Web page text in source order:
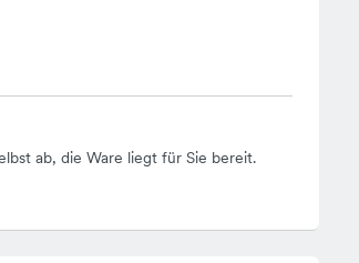
ab, die Ware liegt für Sie bereit.